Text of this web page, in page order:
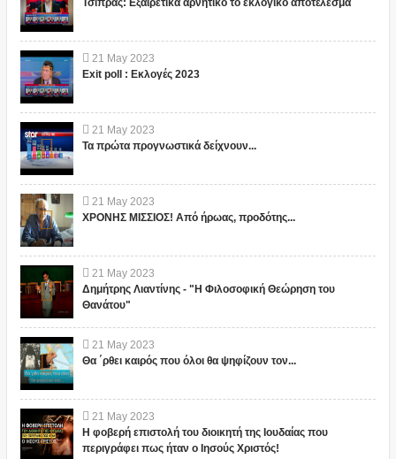
Τσίπρας: Εξαιρετικά αρνητικό το εκλογικό αποτέλεσμα
21 May 2023
Exit poll : Εκλογές 2023
21 May 2023
Τα πρώτα προγνωστικά δείχνουν...
21 May 2023
ΧΡΟΝΗΣ ΜΙΣΣΙΟΣ! Από ήρωας, προδότης...
21 May 2023
Δημήτρης Λιαντίνης - "Η Φιλοσοφική Θεώρηση του
Θανάτου"
21 May 2023
Θα ΄ρθει καιρός που όλοι θα ψηφίζουν τον...
21 May 2023
Η φοβερή επιστολή του διοικητή της Ιουδαίας που
περιγράφει πως ήταν ο Ιησούς Χριστός!